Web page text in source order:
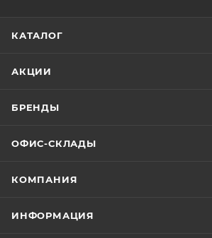
КАТАЛОГ
АКЦИИ
БРЕНДЫ
ОФИС-СКЛАДЫ
КОМПАНИЯ
ИНФОРМАЦИЯ